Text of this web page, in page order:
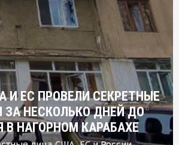
И ЕС ПРОВЕЛИ СЕКРЕТНЫЕ
ЗА НЕСКОЛЬКО ДНЕЙ ДО
В НАГОРНОМ КАРАБАХЕ